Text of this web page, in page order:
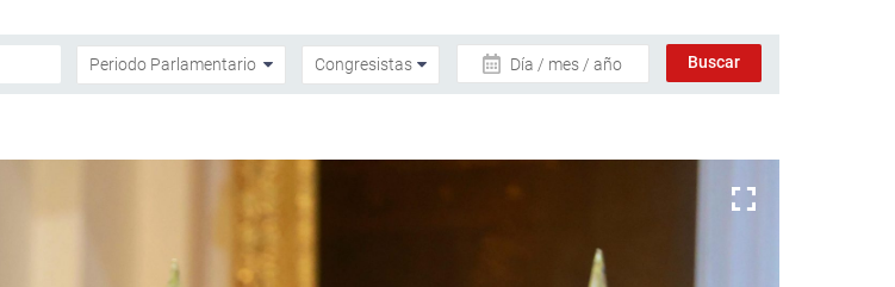
Día / mes / año